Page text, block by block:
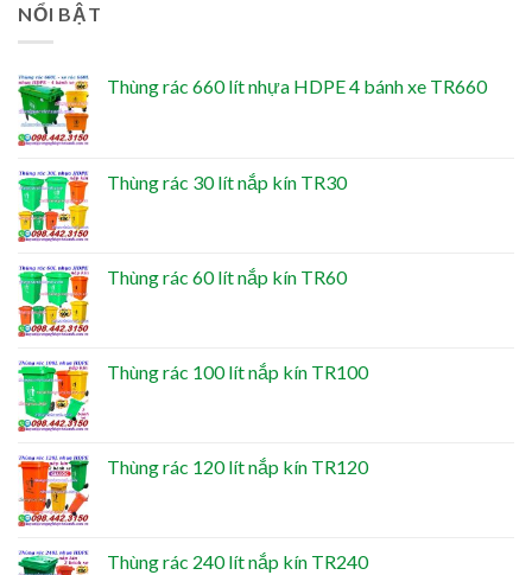
NỔI BẬT
Thùng rác 660 lít nhựa HDPE 4 bánh xe TR660
Thùng rác 30 lít nắp kín TR30
Thùng rác 60 lít nắp kín TR60
Thùng rác 100 lít nắp kín TR100
Thùng rác 120 lít nắp kín TR120
Thùng rác 240 lít nắp kín TR240